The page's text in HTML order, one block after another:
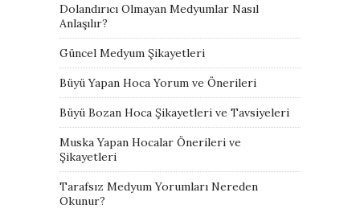
Dolandırıcı Olmayan Medyumlar Nasıl
Anlaşılır?
Güncel Medyum Şikayetleri
Büyü Yapan Hoca Yorum ve Önerileri
Büyü Bozan Hoca Şikayetleri ve Tavsiyeleri
Muska Yapan Hocalar Önerileri ve
Şikayetleri
Tarafsız Medyum Yorumları Nereden
Okunur?